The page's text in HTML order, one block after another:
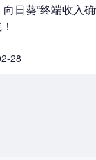
日葵“终端收入
28